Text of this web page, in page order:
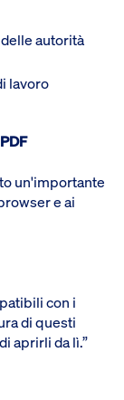
autorità
lavoro
un'importante
e ai
con i
di questi
aprirli da lì.”